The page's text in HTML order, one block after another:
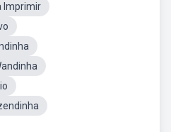
Imprimir